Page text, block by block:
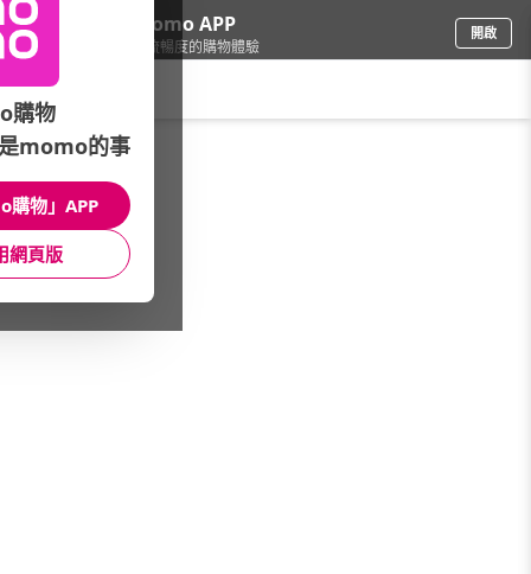
下載momo APP
給你3倍流暢度的購物體驗
開啟
家電/電暖器/價格推薦
館長推薦 月銷量
購物
momo的事
購物」APP
網頁版